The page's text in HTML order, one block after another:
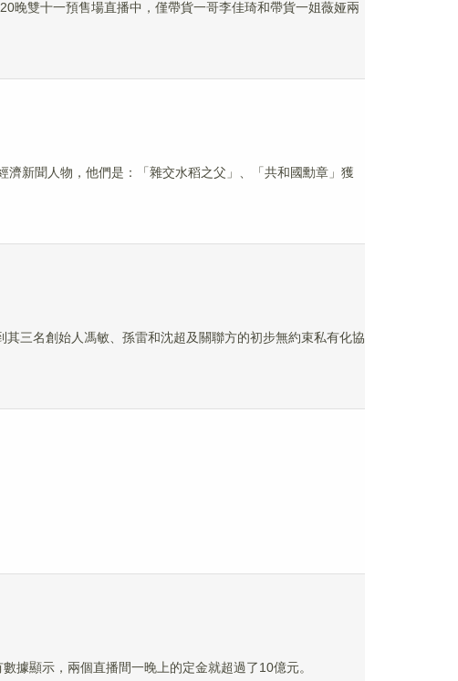
晚雙十一預售場直播中，僅帶貨一哥李佳琦和帶貨一姐薇娅兩
新聞人物，他們是：「雜交水稻之父」、「共和國勳章」獲
三名創始人馮敏、孫雷和沈超及關聯方的初步無約束私有化協
據顯示，兩個直播間一晚上的定金就超過了10億元。